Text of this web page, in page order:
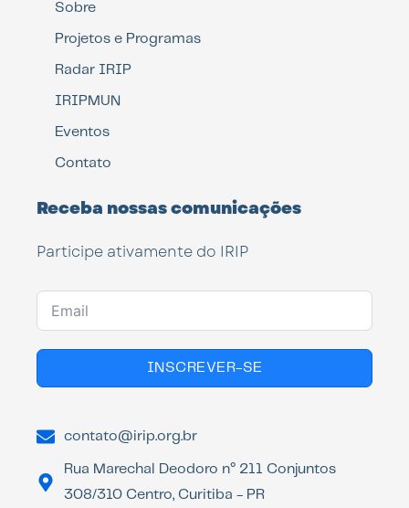
Sobre
Projetos e Programas
Radar IRIP
IRIPMUN
Eventos
Contato
Receba nossas comunicações
Participe ativamente do IRIP
INSCREVER-SE
contato@irip.org.br
Rua Marechal Deodoro n° 211 Conjuntos
308/310 Centro, Curitiba - PR